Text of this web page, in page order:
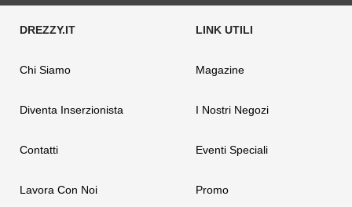
Chi Siamo
Diventa Inserzionista
Contatti
Lavora Con Noi
Magazine
I Nostri Negozi
Eventi Speciali
Promo